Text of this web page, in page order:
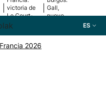
victoria de
Le Court-
Pienaar
Gall,
nuevo
ES
2026